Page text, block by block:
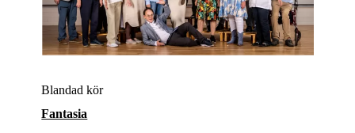
Blandad kör
Fantasia